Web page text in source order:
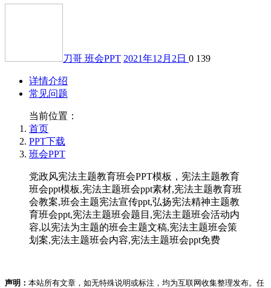
刀哥 班会PPT 2021年12月2日 0 139
详情介绍
常见问题
当前位置：
首页
PPT下载
班会PPT
党政风宪法主题教育班会PPT模板，宪法主题教育
班会ppt模板,宪法主题班会ppt素材,宪法主题教育班
会教案,班会主题宪法宣传ppt,弘扬宪法精神主题教
育班会ppt,宪法主题班会题目,宪法主题班会活动内
容,以宪法为主题的班会主题文稿,宪法主题班会策
划案,宪法主题班会内容,宪法主题班会ppt免费
声明： 本站所有文章，如无特殊说明或标注，均为互联网收集整理发布。任